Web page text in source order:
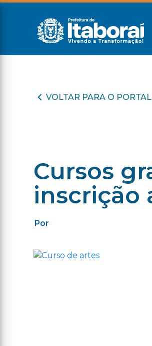
VOLTAR PARA O
Cursos
inscrição
Por